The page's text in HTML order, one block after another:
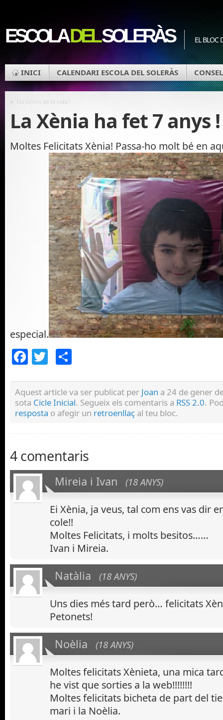
ESCOLADELSOLERÀS EL BLOC
INICI CALENDARI ESCOLA DEL SOLERÀS
« Els colors de la vida !
La Xènia ha fet 7 anys !
Moltes Felicitats Xènia! Passa-ho molt bé en
especial.
Facebook
Twitter
Aquest article va ser publicat per Joan a 24 de gener
sota Cicle Inicial. Segueix els comentaris a RSS 2.0.
resposta o afegir un retroenllaç al teu bloc.
4 comentaris
Mireia i Ivan (18 ANYS)
Ei Xènia, ja veus, tal com ens vas dir
cole!!
Moltes Felicitats, i molts besitos……
Ivan i Mireia.
Natàlia (18 ANYS)
Uns dies més tard però… felicitats
Petonets!
Noèlia (18 ANYS)
Moltes felicitats Xènieta, una mica
he vist que sorties a la web!!!!!!!!
Moltes felicitats bicheta de part del
mari i la Noèlia.